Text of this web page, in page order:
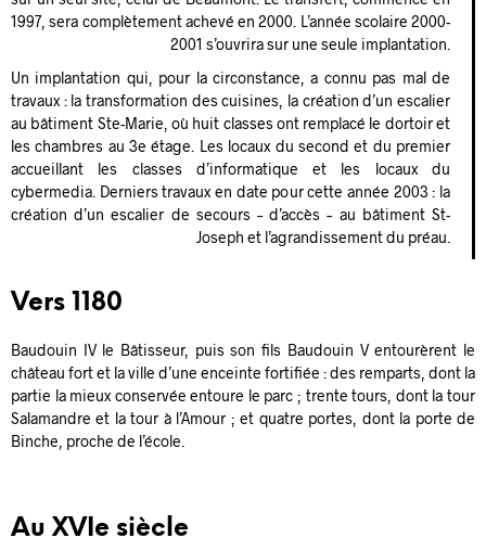
1997, sera complètement achevé en 2000. L’année scolaire 2000-
2001 s’ouvrira sur une seule implantation.
Un implantation qui, pour la circonstance, a connu pas mal de
travaux : la transformation des cuisines, la création d’un escalier
au bâtiment Ste-Marie, où huit classes ont remplacé le dortoir et
les chambres au 3e étage. Les locaux du second et du premier
accueillant les classes d’informatique et les locaux du
cybermedia. Derniers travaux en date pour cette année 2003 : la
création d’un escalier de secours – d’accès – au bâtiment St-
Joseph et l’agrandissement du préau.
Vers 1180
Baudouin IV le Bâtisseur, puis son fils Baudouin V entourèrent le
château fort et la ville d’une enceinte fortifiée : des remparts, dont la
partie la mieux conservée entoure le parc ; trente tours, dont la tour
Salamandre et la tour à l’Amour ; et quatre portes, dont la porte de
Binche, proche de l’école.
Au XVIe siècle